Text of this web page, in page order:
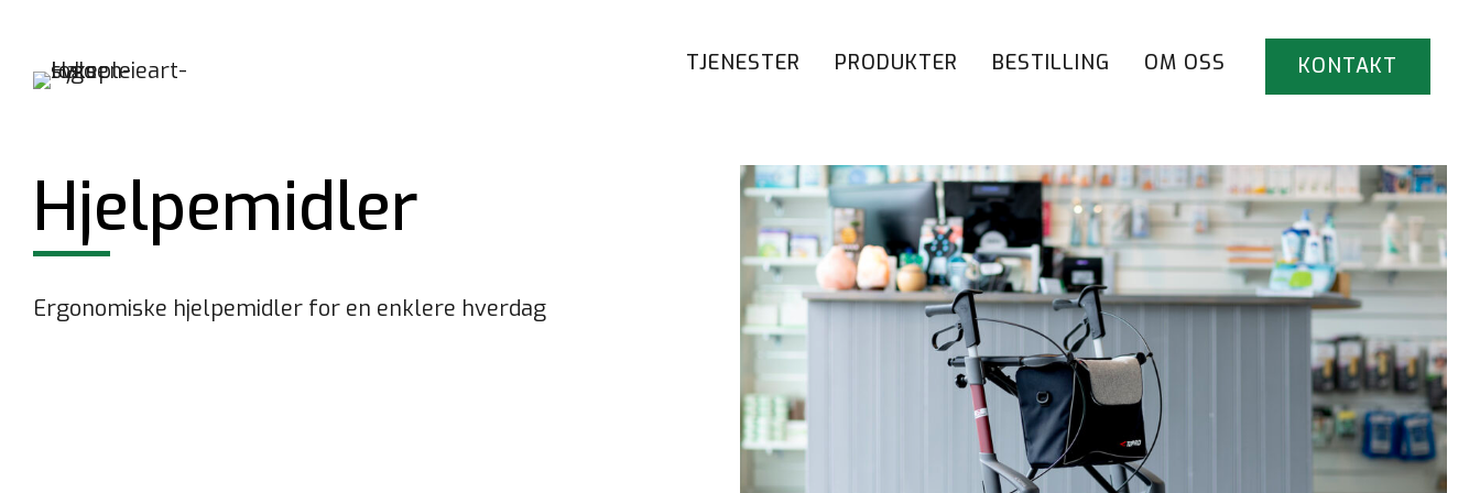
TJENESTER PRODUKTER BESTILLING OM OSS KONTAKT
Hjelpemidler
Ergonomiske hjelpemidler for en enklere hverdag